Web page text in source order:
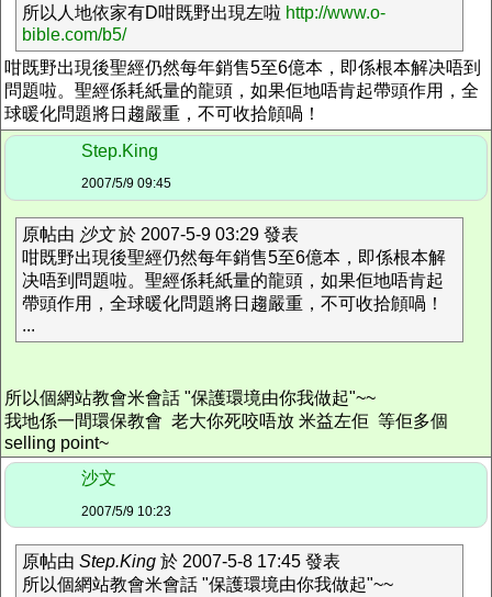
所以人地依家有D咁既野出現左啦 http://www.o-
bible.com/b5/
咁既野出現後聖經仍然每年銷售5至6億本，即係根本解决唔到
問題啦。聖經係耗紙量的龍頭，如果佢地唔肯起帶頭作用，全
球暖化問題將日趨嚴重，不可收拾頠喎！
Step.King
2007/5/9 09:45
原帖由 沙文於 2007-5-9 03:29 發表
咁既野出現後聖經仍然每年銷售5至6億本，即係根本解
决唔到問題啦。聖經係耗紙量的龍頭，如果佢地唔肯起
帶頭作用，全球暖化問題將日趨嚴重，不可收拾頠喎！
...
所以個網站教會米會話 "保護環境由你我做起"~~
我地係一間環保教會 老大你死咬唔放 米益左佢 等佢多個
selling point~
沙文
2007/5/9 10:23
原帖由 Step.King 於 2007-5-8 17:45 發表
所以個網站教會米會話 "保護環境由你我做起"~~